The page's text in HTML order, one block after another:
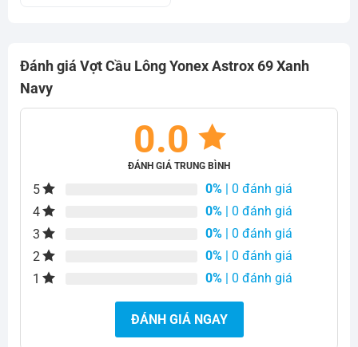
Đánh giá Vợt Cầu Lông Yonex Astrox 69 Xanh
Navy
0.0
ĐÁNH GIÁ TRUNG BÌNH
5 0% | 0 đánh giá
4
0% | 0 đánh giá
3
0% | 0 đánh giá
2
0% | 0 đánh giá
1
0% | 0 đánh giá
ĐÁNH GIÁ NGAY